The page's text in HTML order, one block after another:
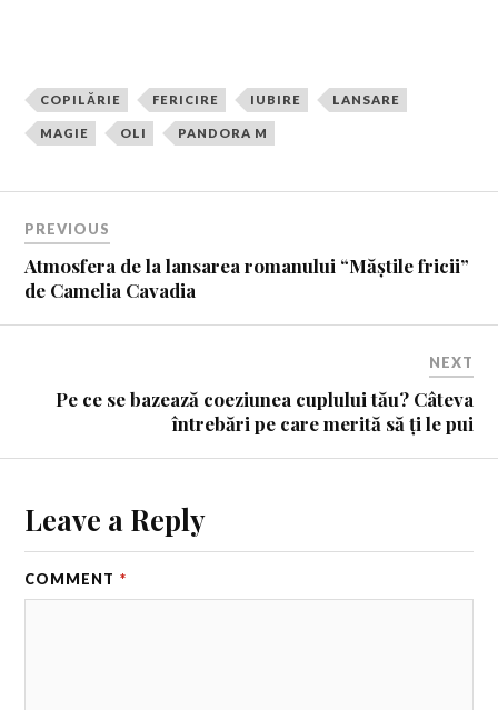
COPILĂRIE FERICIRE IUBIRE LANSARE
MAGIE OLI PANDORA M
PREVIOUS
Atmosfera de la lansarea romanului “Măștile fricii”
de Camelia Cavadia
NEXT
Pe ce se bazează coeziunea cuplului tău? Câteva
întrebări pe care merită să ți le pui
Leave a Reply
COMMENT *